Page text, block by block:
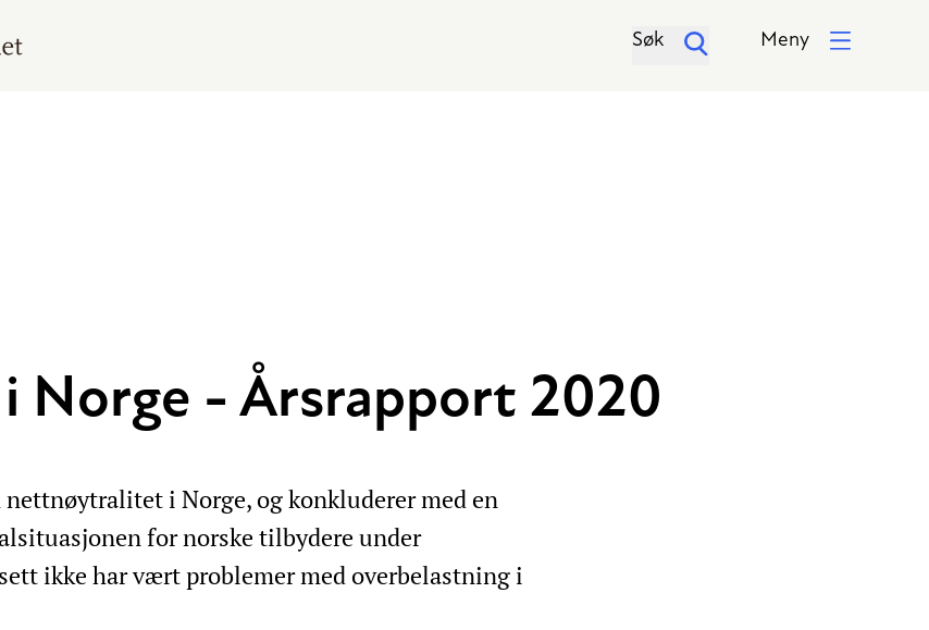
Søk Meny
- Årsrapport 2020
i Norge, og konkluderer med en
for norske tilbydere under
ikke har vært problemer med overbelastning i